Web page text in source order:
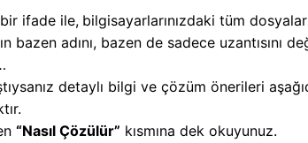
bir ifade ile, bilgisayarlarınızdaki tüm
bazen adını, bazen de sadece uzantısını
detaylı bilgi ve çözüm önerileri
“Nasıl Çözülür” kısmına dek okuyunuz.